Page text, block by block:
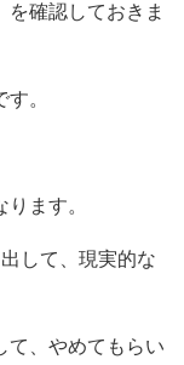
確認しておきま
。
ます。
して、現実的な
て、やめてもらい